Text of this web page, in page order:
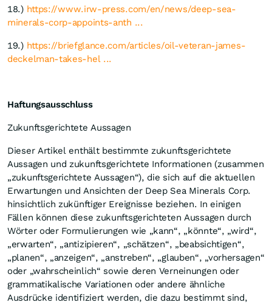
18.) https://www.irw-press.com/en/news/deep-sea-
minerals-corp-appoints-anth ...
19.) https://briefglance.com/articles/oil-veteran-james-
deckelman-takes-hel ...
Haftungsausschluss
Zukunftsgerichtete Aussagen
Dieser Artikel enthält bestimmte zukunftsgerichtete
Aussagen und zukunftsgerichtete Informationen (zusammen
„zukunftsgerichtete Aussagen“), die sich auf die aktuellen
Erwartungen und Ansichten der Deep Sea Minerals Corp.
hinsichtlich zukünftiger Ereignisse beziehen. In einigen
Fällen können diese zukunftsgerichteten Aussagen durch
Wörter oder Formulierungen wie „kann“, „könnte“, „wird“,
„erwarten“, „antizipieren“, „schätzen“, „beabsichtigen“,
„planen“, „anzeigen“, „anstreben“, „glauben“, „vorhersagen“
oder „wahrscheinlich“ sowie deren Verneinungen oder
grammatikalische Variationen oder andere ähnliche
Ausdrücke identifiziert werden, die dazu bestimmt sind,